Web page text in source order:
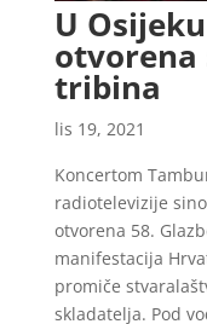
U
otvorena
tribina
lis 19, 2021
Koncertom
radiotelevizije
otvorena 58.
manifestacija
promiče
skladatelja. Pod